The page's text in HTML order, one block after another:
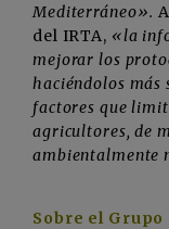
Mediterráneo».
del IRTA, «la
mejorar los
haciéndolos más
factores que
agricultores, de
ambientalmente
Sobre el